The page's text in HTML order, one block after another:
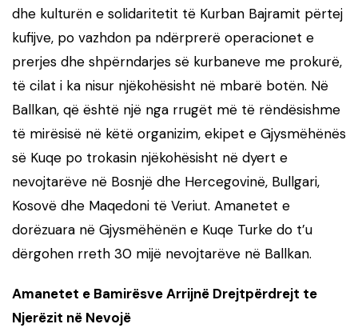
dhe kulturën e solidaritetit të Kurban Bajramit përtej
kufijve, po vazhdon pa ndërprerë operacionet e
prerjes dhe shpërndarjes së kurbaneve me prokurë,
të cilat i ka nisur njëkohësisht në mbarë botën. Në
Ballkan, që është një nga rrugët më të rëndësishme
të mirësisë në këtë organizim, ekipet e Gjysmëhënës
së Kuqe po trokasin njëkohësisht në dyert e
nevojtarëve në Bosnjë dhe Hercegovinë, Bullgari,
Kosovë dhe Maqedoni të Veriut. Amanetet e
dorëzuara në Gjysmëhënën e Kuqe Turke do t’u
dërgohen rreth 30 mijë nevojtarëve në Ballkan.
Amanetet e Bamirësve Arrijnë Drejtpërdrejt te
Njerëzit në Nevojë